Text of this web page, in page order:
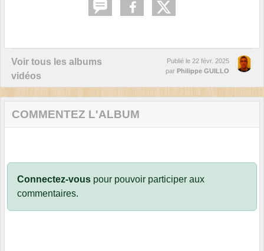
Voir tous les albums
vidéos
Publié le 22 févr. 2025
par Philippe GUILLO
COMMENTEZ L'ALBUM
Connectez-vous pour pouvoir participer aux
commentaires.